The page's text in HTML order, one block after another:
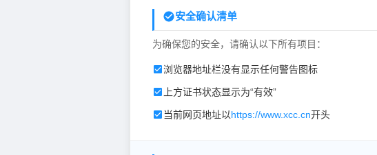
安全确认清单
为确保您的安全，请确认以下所有项目：
浏览器地址栏没有显示任何警告图标
上方证书状态显示为“有效”
当前网页地址以https://www.xcc.cn开头